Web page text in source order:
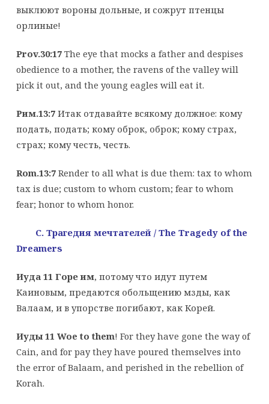
выклюют вороны дольные, и сожрут птенцы
орлиные!
Prov.30:17The eye that mocks a father and despises
obedience to a mother, the ravens of the valley will
pick it out, and the young eagles will eat it.
Рим.13:7Итак отдавайте всякому должное: кому
подать, подать; кому оброк, оброк; кому страх,
страх; кому честь, честь.
Rom.13:7Render to all what is due them: tax to whom
tax is due; custom to whom custom; fear to whom
fear; honor to whom honor.
С. Трагедиямечтателей/ The Tragedy of the
Dreamers
Иудa 11 Горе им, потому что идут путем
Каиновым, предаются обольщению мзды, как
Валаам, и в упорстве погибают, как Корей.
Иуды 11 Woe to them! For they have gone the way of
Cain, and for pay they have poured themselves into
the error of Balaam, and perished in the rebellion of
Korah.